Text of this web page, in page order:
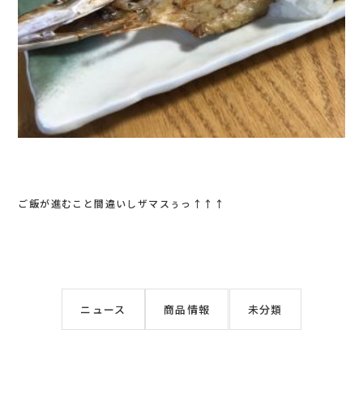
ご飯が進むこと間違いしザマスぅっ↑↑↑
ニュース 商品情報 未分類